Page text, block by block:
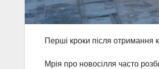
Перші кроки після отримання
Мрія про новосілля часто